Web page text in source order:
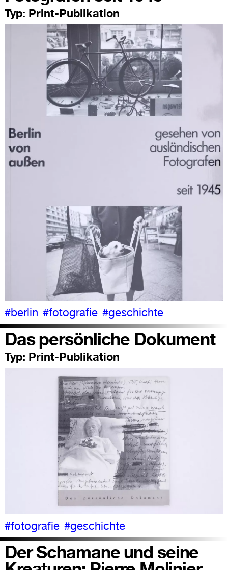
Typ: Print-Publikation
#berlin #fotografie #geschichte
Das persönliche Dokument
Typ: Print-Publikation
#fotografie #geschichte
Der Schamane und seine